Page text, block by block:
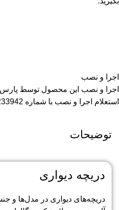
اجرا و نصب
اجرا و نصب این محصول توسط
استعلام اجرا و نصب با شماره 09121233942 تماس حاصل فرمایید.
توضیحات
دریچه دیواری
دریچه‌های دیواری در مدل‌ها و